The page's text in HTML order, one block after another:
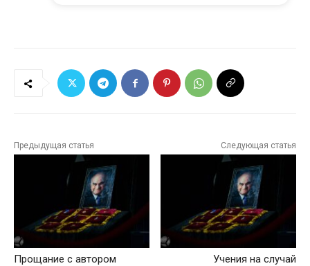
Предыдущая статья
Прощание с автором
Следующая статья
Учения на случай